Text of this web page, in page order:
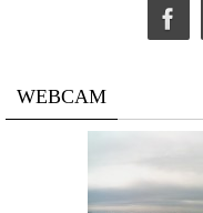
WEBCAM